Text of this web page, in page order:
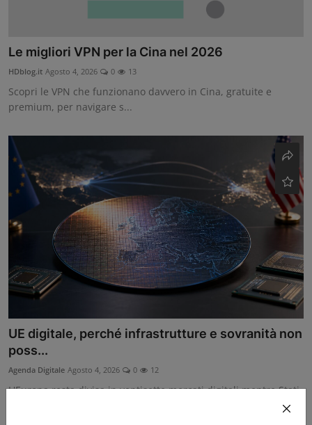
Le migliori VPN per la Cina nel 2026
HDblog.it Agosto 4, 2026 0 13
Scopri le VPN che funzionano davvero in Cina, gratuite e
premium, per navigare s...
UE digitale, perché infrastrutture e sovranità non
poss...
Agenda Digitale Agosto 4, 2026 0 12
L'Europa resta divisa in ventisette mercati digitali mentre Stati